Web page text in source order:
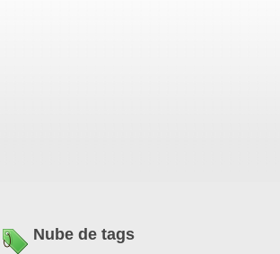
Nube de tags